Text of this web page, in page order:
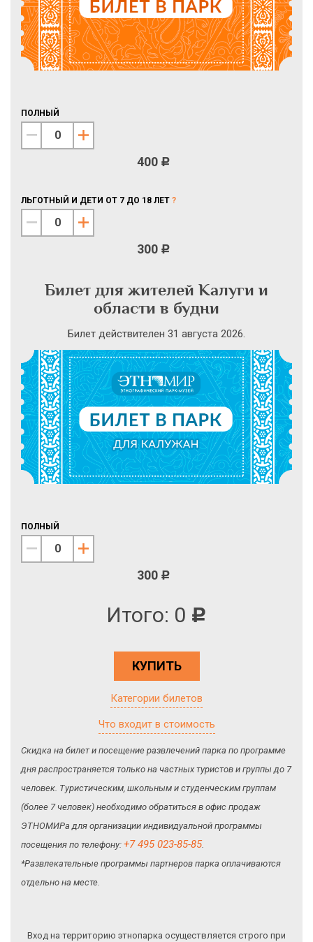
ПОЛНЫЙ
400 c
ЛЬГОТНЫЙ И ДЕТИ ОТ 7 ДО 18 ЛЕТ ?
300 c
Билет для жителей Калуги и
области в будни
Билет действителен 31 августа 2026.
ПОЛНЫЙ
300 c
Итого: 0 c
КУПИТЬ
Категории билетов
Что входит в стоимость
Скидка на билет и посещение развлечений парка по программе
дня распространяется только на частных туристов и группы до 7
человек. Туристическим, школьным и студенческим группам
(более 7 человек) необходимо обратиться в офис продаж
ЭТНОМИРа для организации индивидуальной программы
посещения по телефону: +7 495 023-85-85.
*Развлекательные программы партнеров парка оплачиваются
отдельно на месте.
Вход на территорию этнопарка осуществляется строго при